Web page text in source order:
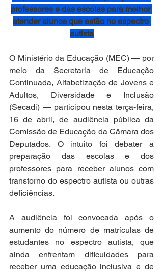
professores e das escolas para melhor
atender alunos que estão no espectro
autista
O Ministério da Educação (MEC) — por
meio da Secretaria de Educação
Continuada, Alfabetização de Jovens e
Adultos, Diversidade e Inclusão
(Secadi) — participou nesta terça-feira,
16 de abril, de audiência pública da
Comissão de Educação da Câmara dos
Deputados. O intuito foi debater a
preparação das escolas e dos
professores para receber alunos com
transtorno do espectro autista ou outras
deficiências.
A audiência foi convocada após o
aumento do número de matrículas de
estudantes no espectro autista, que
ainda enfrentam dificuldades para
receber uma educação inclusiva e de